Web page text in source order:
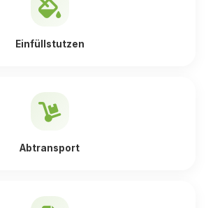
Einfüllstutzen
Abtransport